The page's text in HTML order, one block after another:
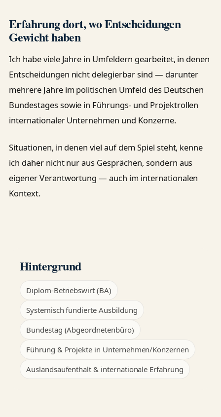
Erfahrung dort, wo Entscheidungen
Gewicht haben
Ich habe viele Jahre in Umfeldern gearbeitet, in denen
Entscheidungen nicht delegierbar sind — darunter
mehrere Jahre im politischen Umfeld des Deutschen
Bundestages sowie in Führungs- und Projektrollen
internationaler Unternehmen und Konzerne.
Situationen, in denen viel auf dem Spiel steht, kenne
ich daher nicht nur aus Gesprächen, sondern aus
eigener Verantwortung — auch im internationalen
Kontext.
Hintergrund
Diplom-Betriebswirt (BA)
Systemisch fundierte Ausbildung
Bundestag (Abgeordnetenbüro)
Führung & Projekte in Unternehmen/Konzernen
Auslandsaufenthalt & internationale Erfahrung